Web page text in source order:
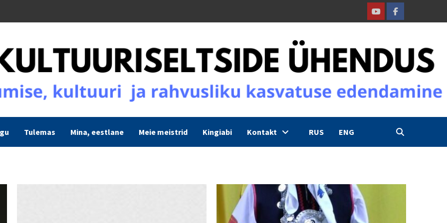
YoutubeFacebook
Tulemas Mina, eestlane Meie meistrid Kingiabi Kontakt RUS ENG